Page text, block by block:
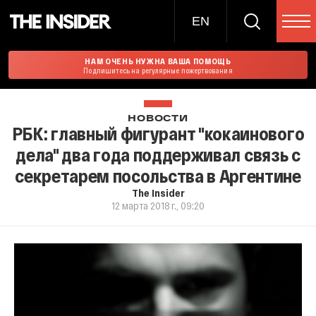
EN
НАМ ОЧЕНЬ НУЖНА ВАША ПОМОЩЬ
Подпишитесь на регулярные пожертвования
НОВОСТИ
РБК: главный фигурант "кокаинового
дела" два года поддерживал связь с
секретарем посольства в Аргентине
The Insider
12 марта 2018 г., 09:20